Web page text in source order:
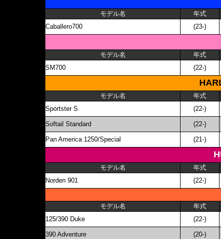
モデル名
年式
Caballero700
(23-)
モデル名
年式
SM700
(22-)
モデル名
年式
Sportster S
(22-)
Softail Standard (22-)
Pan America 1250/Special (21-)
モデル名
年式
Norden 901
(22-)
モデル名
年式
125/390 Duke
(22-)
390 Adventure (20-)